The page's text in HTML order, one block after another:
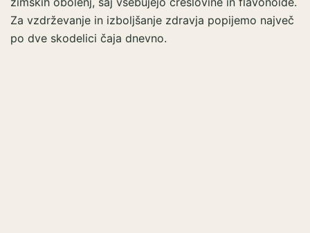
Za vzdrževanje in izboljšanje zdravja popijemo največ
po dve skodelici čaja dnevno.